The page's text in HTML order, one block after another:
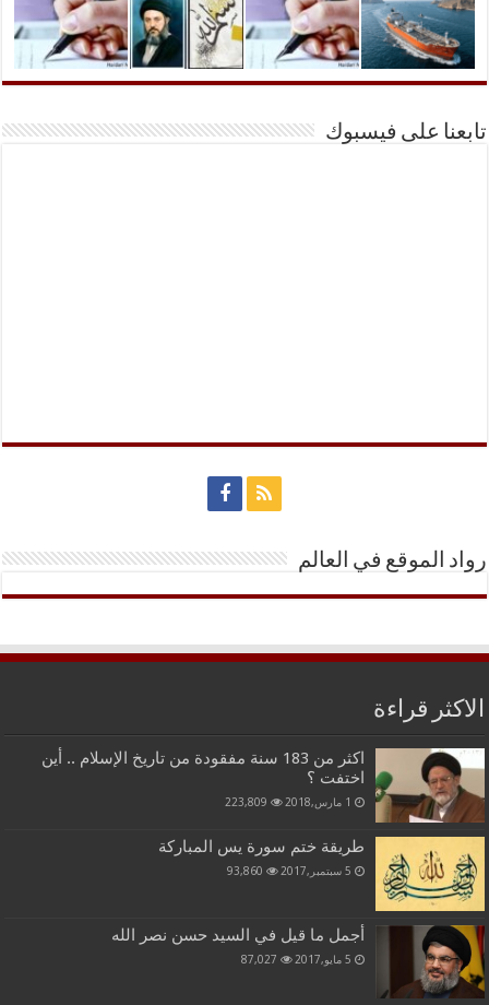
تابعنا على فيسبوك
رواد الموقع في العالم
الاكثر قراءة
اكثر من 183 سنة مفقودة من تاريخ الإسلام .. أين
اختفت ؟
1 مارس,2018 223,809
طريقة ختم سورة يس المباركة
5 سبتمبر,2017 93,860
أجمل ما قيل في السيد حسن نصر الله
5 مايو,2017 87,027